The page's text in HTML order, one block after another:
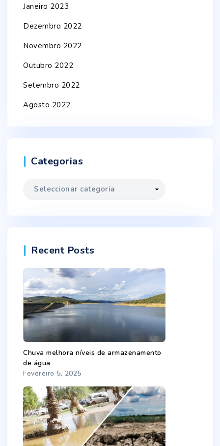
Janeiro 2023
Dezembro 2022
Novembro 2022
Outubro 2022
Setembro 2022
Agosto 2022
Categorias
Categorias
Recent Posts
Chuva melhora níveis de armazenamento
de água
Fevereiro 5, 2025